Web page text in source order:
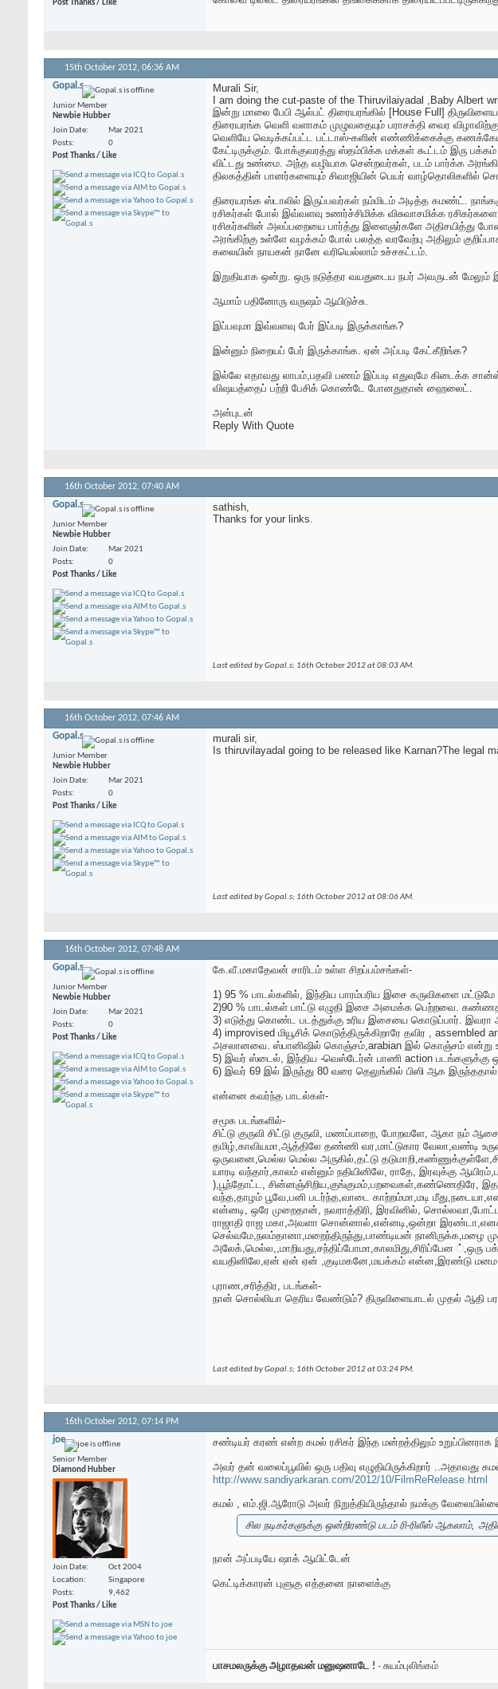
Post Thanks / Like
15th October 2012, 06:36 AM
Gopal.s
Junior Member
Newbie Hubber
Join Date
Mar 2021
Posts
0
Post Thanks / Like
Murali Sir,
I am doing the cut-paste of the Thiruvilaiyadal ,Baby Albert
இன்று மாலை பேபி ஆல்பட் திரையரங்கில் [House Full]
திரையரங்க வெளி வளாகம் முழுவதையும் பராசக்தி வைர
வெளியே வெடிக்கப்பட்ட பட்டாஸ்-களின் எண்ணிக்கைக்கு
கேட்டிருக்கும். போக்குவரத்து ஸ்தம்பிக்க மக்கள் கூட்டம் இரு
விட்டது உண்மை. அந்த வழியாக சென்றவர்கள், படம் பார்க்க
திலகத்தின் பானர்களையும் சிவாஜியின் பெயர் வாழ்தொலிகளில்
திரையரங்க ஸ்டாலில் இருப்பவர்கள் நம்மிடம் அடித்த கமண்ட்.
ரசிகர்கள் போல் இவ்வளவு உணர்ச்சிமிக்க விசுவாசமிக்க
ரசிகர்களின் அலப்பறையை பார்த்து இளைஞர்களே அதிசயித்து
அரங்கிற்கு உள்ளே வழக்கம் போல் பலத்த வரவேற்பு அதிலும்
கலையின் நாயகன் நானே வரியெல்லாம் உச்சகட்டம்.
இறுதியாக ஒன்று. ஒரு நடுத்தர வயதுடைய நபர் அவருடன் மேலும்
ஆமாம் பதினோரு வருஷம் ஆயிடுச்சு.
இப்பவுமா இவ்வளவு பேர் இப்படி இருக்காங்க?
இன்னும் நிறையப் பேர் இருக்காங்க. ஏன் அப்படி கேட்கீறிங்க?
இல்லே எதாவது லாபம்,பதவி பணம் இப்படி எதுவுமே கிடைக்க
விஷயத்தைப் பற்றி பேசிக் கொண்டே போனதுதான் ஹைலைட்.
அன்புடன்
Reply With Quote
16th October 2012, 07:40 AM
Gopal.s
Junior Member
Newbie Hubber
Join Date
Mar 2021
Posts
0
Post Thanks / Like
sathish,
Thanks for your links.
Last edited by Gopal.s; 16th October 2012 at08:03 AM.
16th October 2012, 07:46 AM
Gopal.s
Junior Member
Newbie Hubber
Join Date
Mar 2021
Posts
0
Post Thanks / Like
murali sir,
Is thiruvilayadal going to be released like Karnan?The legal
Last edited by Gopal.s; 16th October 2012 at08:06 AM.
16th October 2012, 07:48 AM
Gopal.s
Junior Member
Newbie Hubber
Join Date
Mar 2021
Posts
0
Post Thanks / Like
கே.வீ.மகாதேவன் சாரிடம் உள்ள சிறப்பம்சங்கள்-
1) 95 % பாடல்களில், இந்திய பாரம்பரிய இசை கருவிகளை
2)90 % பாடல்கள் பாட்டு எழுதி இசை அமைக்க பெற்றவை.
3) எடுத்து கொண்ட படத்துக்கு உரிய இசையை கொடுப்பார்.
4) improvised மியூசிக் கொடுத்திருக்கிறாரே தவிர ,
அசலானவை. ஸ்பானிஷில் கொஞ்சம்,arabian இல் கொஞ்சம் என்று
5) இவர் ஸ்டைல், இந்திய -வெஸ்டேர்ன் பாணி action படங்களுக்கு
6) இவர் 69 இல் இருந்து 80 வரை தெலுங்கில் பிஸி ஆக
என்னை கவர்ந்த பாடல்கள்-
சமூக படங்களில்-
சிட்டு குருவி சிட்டு குருவி, மணப்பாறை, போறவளே, ஆகா நம்
தமிழ்,காவியமா,ஆத்திலே தண்ணி வர,மாட்டுகார வேலா,வண்டி
ஒருவனை,மெல்ல மெல்ல அருகில்,தட்டு
யாரடி வந்தார்,காலம் என்னும் நதியினிலே, ராதே, இரவுக்கு
),பூந்தோட்ட, சின்னஞ்சிறிய,குங்குமம்,பறவைகள்,கண்ணெதிரே,
வந்த,தாழம் பூவே,பனி படர்ந்த,வாடை காற்றம்மா,மடி
என்னடி, ஒரே முறைதான், நவராத்திரி, இரவினில்,
ராஜாதி ராஜ மகா,அவளா சொன்னால்,என்னடி,ஒன்றா
செல்வமே,நலம்தானா,மறைந்திருந்து,பாண்டியன் நானிருக்க,மழை
அலேக்,மெல்ல,,மாறியது,சந்திப்போமா,காலமிது,சிரிப்பேன
வயதினிலே,ஏன் ஏன் ஏன் ,குடிமகனே,மயக்கம் என்ன,இரண்டு
புராண,சரித்திர, படங்கள்-
நான் சொல்லியா தெரிய வேண்டும்? திருவிளையாடல் முதல் ஆதி
Last edited by Gopal.s; 16th October 2012 at03:24 PM.
16th October 2012, 07:14 PM
joe
Senior Member
Diamond Hubber
Join Date
Oct 2004
Location
Singapore
Posts
9,462
Post Thanks / Like
சண்டியர் கரண் என்ற கமல் ரசிகர் இந்த மன்றத்திலும் உறுப்பினராக
அவர் தன் வலைப்பூவில் ஒரு பதிவு எழுதியிருக்கிறார் ..அதாவது
http://www.sandiyarkaran.com/2012/10/FilmReRelease.html
கமல் , எம்.ஜி.ஆரோடு அவர் நிறுத்தியிருந்தால் நமக்கு
சில நடிகர்களுக்கு ஒன்றிரண்டு படம் ரி-ரிலீஸ் ஆகலாம்,
நான் அப்படியே ஷாக் ஆயிட்டேன்
கெட்டிக்காரன் புளுகு எத்தனை நாளைக்கு
பாசமலருக்கு அழாதவன் மனுஷனாடே ! - சுயம்புலிங்கம்